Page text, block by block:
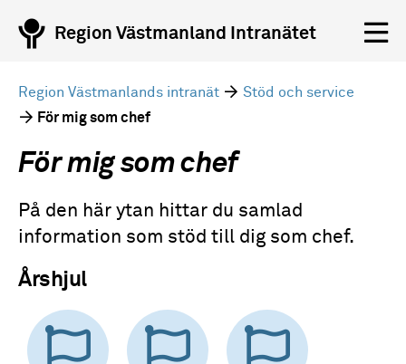
Region Västmanland Intranätet
Region Västmanlands intranät
Stöd och service
För mig som chef
För mig som chef
På den här ytan hittar du samlad
information som stöd till dig som chef.
Årshjul